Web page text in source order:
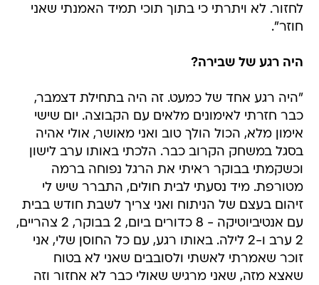
לחזור. לא ויתרתי כי בתוך תוכי תמיד האמנתי שאני
חוזר".
היה רגע של שבירה?
"היה רגע אחד של כמעט. זה היה בתחילת דצמבר,
כבר חזרתי לאימונים מלאים עם הקבוצה. יום שישי
אימון מלא, הכול הולך טוב ואני מאושר, אולי אהיה
בסגל במשחק הקרוב כבר. הלכתי באותו ערב לישון
וכשקמתי בבוקר ראיתי את הרגל נפוחה ברמה
מטורפת. מיד נסעתי לבית חולים, התברר שיש לי
זיהום בעצם של הניתוח ואני צריך לשבת חודש בבית
עם אנטיביוטיקה - 8 כדורים ביום, 2 בבוקר, 2 צהריים,
2 ערב ו-2 לילה. באותו רגע, עם כל החוסן שלי, אני
זוכר שאמרתי לאשתי ולסובבים שאני לא בטוח
שאצא מזה, שאני מרגיש שאולי כבר לא אחזור וזה